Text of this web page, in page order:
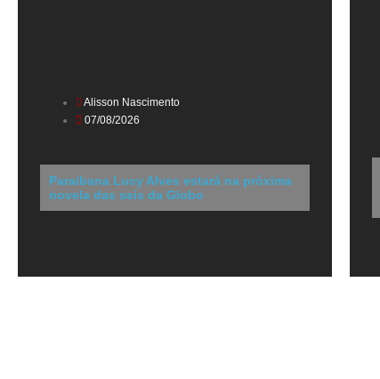
Alisson Nascimento
07/08/2026
Paraibana Lucy Alves estará na próxima
novela das seis da Globo